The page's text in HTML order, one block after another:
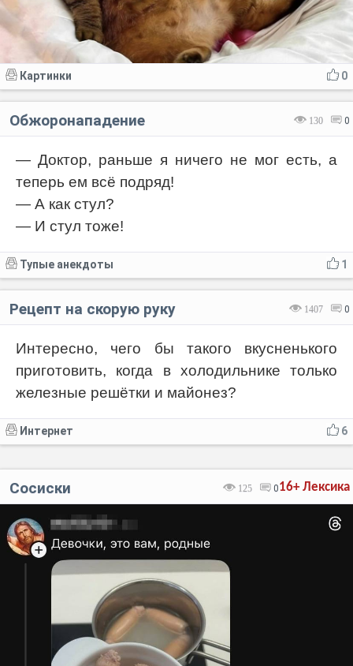
0
Картинки
130 0
Обжоронападение
— Доктор, раньше я ничего не мог есть, а
теперь ем всё подряд!
— А как стул?
— И стул тоже!
1
Тупые анекдоты
1407 0
Рецепт на скорую руку
Интересно, чего бы такого вкусненького
приготовить, когда в холодильнике только
железные решётки и майонез?
6
Интернет
Лексика
16+
125 0
Сосиски